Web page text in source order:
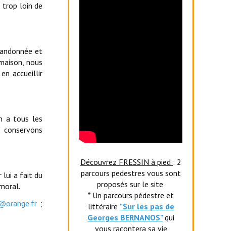
trop loin de
et
nous
accueillir
a tous les
lui a fait du
;
Découvrez FRESSIN à pied : 2
parcours pedestres vous sont
proposés sur le site
* Un parcours pédestre et
littéraire "Sur les pas de
Georges BERNANOS" qui
vous racontera sa vie